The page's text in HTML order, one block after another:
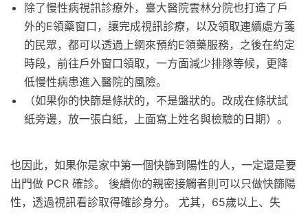
除了慢性病視訊診療外，臺大醫院雲林分院也打造了戶
外的E領藥窗口，讓完成視訊診療，以及領取連續處方箋
的民眾，都可以透過上網來預約E領藥服務，之後在約定
時段，前往戶外窗口領取，一方面減少排隊等候，更降
低慢性病患進入醫院的風險。
（如果你的快篩是條狀的，不是盤狀的。改成在條狀試
紙旁邊，放一張白紙，上面寫上姓名與檢驗的日期）。
也因此，如果你是家中第一個快篩到陽性的人，一定還是要
出門做 PCR 確診。 後續你的親密接觸者則可以只做快篩陽
性，透過視訊看診取得確診身分。 尤其，65歲以上、失